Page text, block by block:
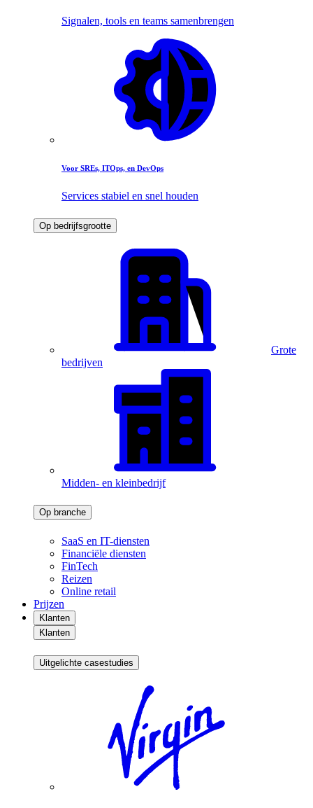
Signalen, tools en teams samenbrengen
Voor SREs, ITOps, en DevOps
Services stabiel en snel houden
Op bedrijfsgrootte
Grote
bedrijven
Midden- en kleinbedrijf
Op branche
SaaS en IT-diensten
Financiële diensten
FinTech
Reizen
Online retail
Prijzen
Klanten
Klanten
Uitgelichte casestudies